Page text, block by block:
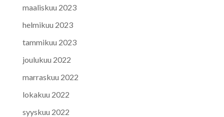
maaliskuu 2023
helmikuu 2023
tammikuu 2023
joulukuu 2022
marraskuu 2022
lokakuu 2022
syyskuu 2022